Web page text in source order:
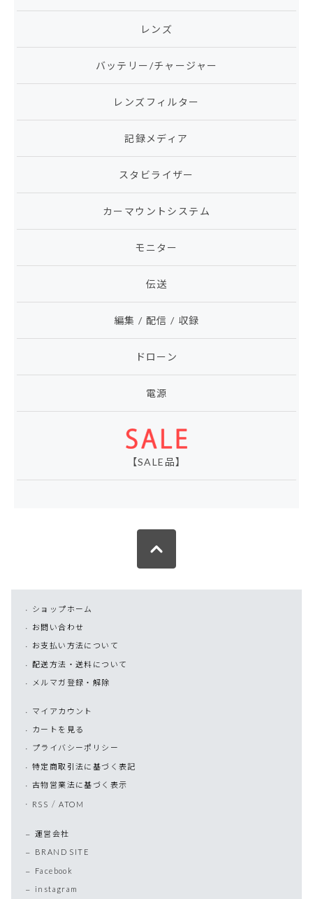
レンズ
バッテリー/チャージャー
レンズフィルター
記録メディア
スタビライザー
カーマウントシステム
モニター
伝送
編集 / 配信 / 収録
ドローン
電源
【SALE品】
ショップホーム
お問い合わせ
お支払い方法について
配送方法・送料について
メルマガ登録・解除
マイアカウント
カートを見る
プライバシーポリシー
特定商取引法に基づく表記
古物営業法に基づく表示
RSS /ATOM
運営会社
BRAND SITE
Facebook
instagram